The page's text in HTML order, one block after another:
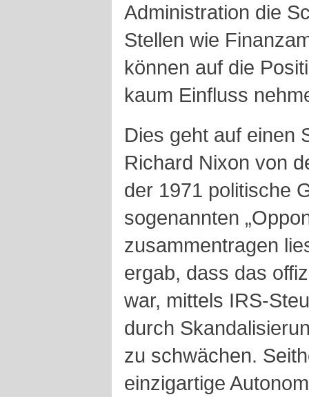
Administration die
Stellen wie
können auf die
kaum Einfluss
Dies geht auf einen
Richard Nixon von
der 1971 politische
sogenannten
zusammentragen
ergab, dass das
war, mittels IRS-
durch
zu schwächen.
einzigartige